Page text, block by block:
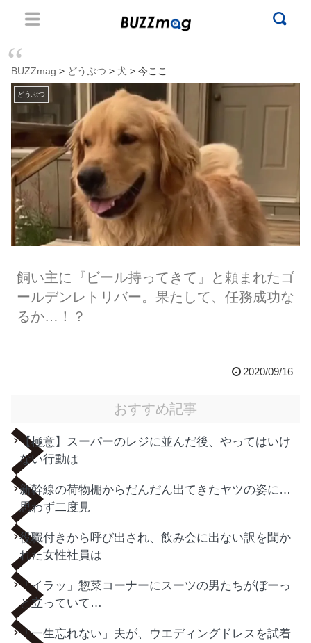
BUZZmag > どうぶつ > 犬 > 今ここ
どうぶつ
飼い主に『ビール持ってきて』と頼まれたゴ
ールデンレトリバー。果たして、任務成功な
るか…！？
2020/09/16
おすすめ記事
【極意】スーパーのレジに並んだ後、やってはいけ
ない行動は
新幹線の荷物棚からだんだん出てきたヤツの姿に…
思わず二度見
役職付きから呼び出され、飲み会に出ない訳を聞か
れた女性社員は
「イラッ」惣菜コーナーにスーツの男たちがぼーっ
と立っていて…
「一生忘れない」夫が、ウエディングドレスを試着